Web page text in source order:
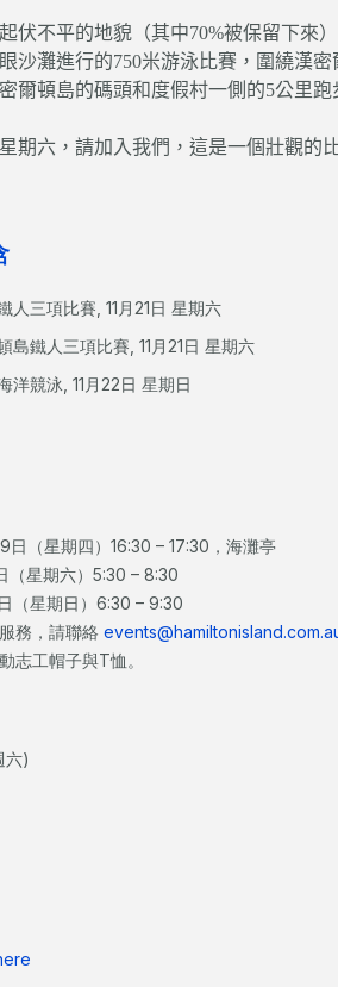
伏不平的地貌（其中70%被保留下來
沙灘進行的750米游泳比賽，圍繞漢
爾頓島的碼頭和度假村一側的5公里跑
星期六，請加入我們，這是一個壯觀的
人三項比賽, 11月21日 星期六
島鐵人三項比賽, 11月21日 星期六
洋競泳, 11月22日 星期日
日（星期四）16:30 – 17:30，海灘亭
（星期六）5:30 – 8:30
（星期日）6:30 – 9:30
務，請聯絡
志工帽子與T恤。
六)